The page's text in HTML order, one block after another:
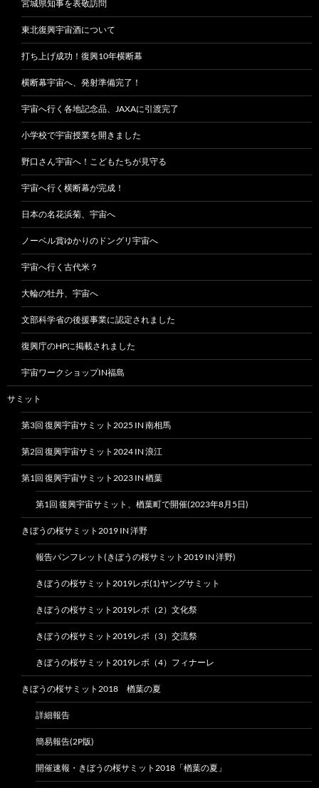
宮城県知事を表敬訪問
東北復興宇宙酒について
打ち上げ成功！復興10年横断幕
横断幕宇宙へ、発射準備完了！
宇宙へ行く各地記念品、JAXAに引渡完了
小学校で宇宙授業を開きました
野口さん宇宙へ！こどもたちが見守る
宇宙へ行く横断幕が完成！
日本の名花浜菊、宇宙へ
ノーベル賞ゆかりのドングリ宇宙へ
宇宙へ行く古代米？
大輪の牡丹、宇宙へ
文部科学省の後援事業に認定されました
復興庁のHPに掲載されました
宇宙ワークショップIN福島
サミット
第3回 復興宇宙サミット2025 IN 南相馬
第2回 復興宇宙サミット2024 IN 浪江
第1回 復興宇宙サミット2023 IN 楢葉
第1回 復興宇宙サミット、楢葉町で開催(2023年8月5日)
きぼうの桜サミット2019 IN 洋野
報告パンフレット(きぼうの桜サミット2019 IN 洋野)
きぼうの桜サミット2019レポ(1)ヤングサミット
きぼうの桜サミット2019レポ（2）文化祭
きぼうの桜サミット2019レポ（3）交流祭
きぼうの桜サミット2019レポ（4）フィナーレ
きぼうの桜サミット2018 楢葉の夏
詳細報告
簡易報告(2P版)
開催速報・きぼうの桜サミット2018「楢葉の夏」